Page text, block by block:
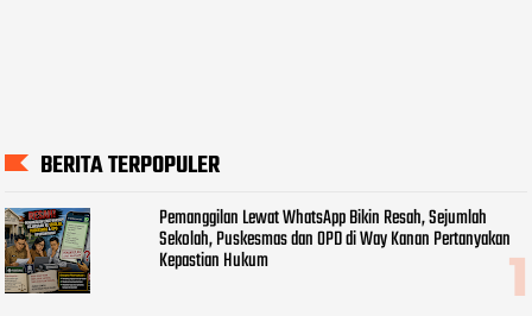
BERITA TERPOPULER
Pemanggilan Lewat WhatsApp Bikin Resah, Sejumlah
Sekolah, Puskesmas dan OPD di Way Kanan Pertanyakan
Kepastian Hukum